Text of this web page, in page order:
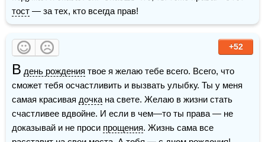
тост — за тех, кто всегда прав!
+52
В день рождения твое я желаю тебе всего. Всего, что
сможет тебя осчастливить и вызвать улыбку. Ты у меня
самая красивая дочка на свете. Желаю в жизни стать
счастливее вдвойне. И если в чем—то ты права — не
доказывай и не проси прощения. Жизнь сама все